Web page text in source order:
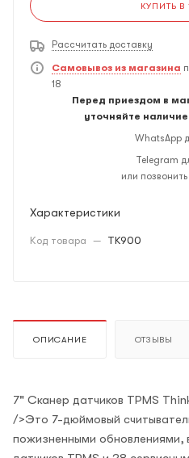
КУПИТЬ В
Рассчитать доставку
Самовывоз из магазина
18
Перед приездом в
уточняйте
WhatsApp
Telegram
или позвонить
Характеристики
Код товара — TK900
ОПИСАНИЕ ОТЗЫВЫ
7" Сканер датчиков TPMS
/>Это 7-дюймовый
пожизненными обновлениями,